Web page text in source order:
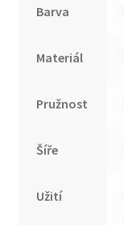
Barva
Materiál
Pružnost
Šíře
Užití